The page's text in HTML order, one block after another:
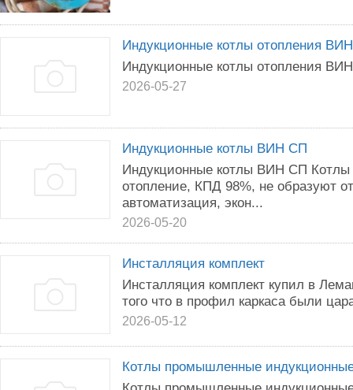
Индукционные котлы отопления
Индукционные котлы отопления
2026-05-27
Индукционные котлы ВИН СП
Индукционные котлы ВИН СП
отопление, КПД 98%, не образуют
автоматизация, экон...
2026-05-20
Инсталляция комплект
Инсталляция комплект купил в
того что в профил каркаса были
2026-05-12
Котлы промышленные